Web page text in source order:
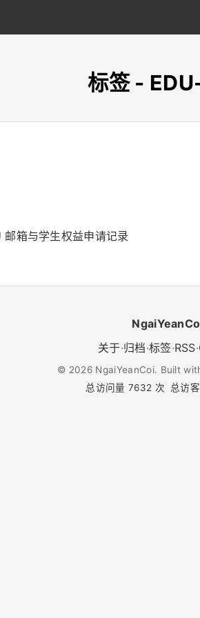
标签 -
邮箱与学生权益申请记录
关于·归档·标签·RSS·
© 2026 NgaiYeanCoi. Built
总访问量7632 次 总访